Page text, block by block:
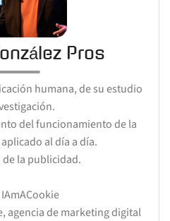
Pros
humana, de su estudio
del funcionamiento de la
al día a día.
la publicidad.
IAmACookie
agencia de marketing digital